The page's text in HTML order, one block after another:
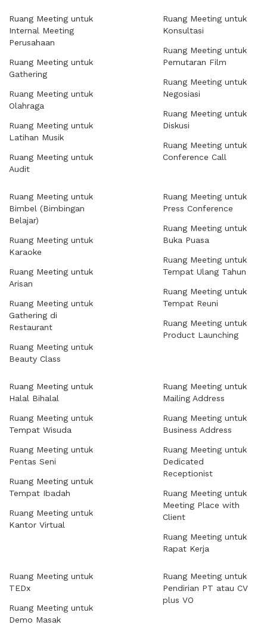
Ruang Meeting untuk
Internal Meeting
Perusahaan
Ruang Meeting untuk
Gathering
Ruang Meeting untuk
Olahraga
Ruang Meeting untuk
Latihan Musik
Ruang Meeting untuk
Audit
Ruang Meeting untuk
Konsultasi
Ruang Meeting untuk
Pemutaran Film
Ruang Meeting untuk
Negosiasi
Ruang Meeting untuk
Diskusi
Ruang Meeting untuk
Conference Call
Ruang Meeting untuk
Bimbel (Bimbingan
Belajar)
Ruang Meeting untuk
Karaoke
Ruang Meeting untuk
Arisan
Ruang Meeting untuk
Gathering di
Restaurant
Ruang Meeting untuk
Beauty Class
Ruang Meeting untuk
Press Conference
Ruang Meeting untuk
Buka Puasa
Ruang Meeting untuk
Tempat Ulang Tahun
Ruang Meeting untuk
Tempat Reuni
Ruang Meeting untuk
Product Launching
Ruang Meeting untuk
Halal Bihalal
Ruang Meeting untuk
Tempat Wisuda
Ruang Meeting untuk
Pentas Seni
Ruang Meeting untuk
Tempat Ibadah
Ruang Meeting untuk
Kantor Virtual
Ruang Meeting untuk
Mailing Address
Ruang Meeting untuk
Business Address
Ruang Meeting untuk
Dedicated
Receptionist
Ruang Meeting untuk
Meeting Place with
Client
Ruang Meeting untuk
Rapat Kerja
Ruang Meeting untuk
TEDx
Ruang Meeting untuk
Demo Masak
Ruang Meeting untuk
Pendirian PT atau CV
plus VO